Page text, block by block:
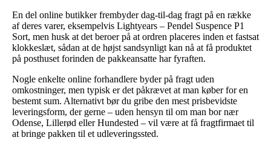
En del online butikker frembyder dag-til-dag fragt på en række
af deres varer, eksempelvis Lightyears – Pendel Suspence P1
Sort, men husk at det beroer på at ordren placeres inden et fastsat
klokkeslæt, sådan at de højst sandsynligt kan nå at få produktet
på posthuset forinden de pakkeansatte har fyraften.
Nogle enkelte online forhandlere byder på fragt uden
omkostninger, men typisk er det påkrævet at man køber for en
bestemt sum. Alternativt bør du gribe den mest prisbevidste
leveringsform, der gerne – uden hensyn til om man bor nær
Odense, Lillerød eller Hundested – vil være at få fragtfirmaet til
at bringe pakken til et udleveringssted.